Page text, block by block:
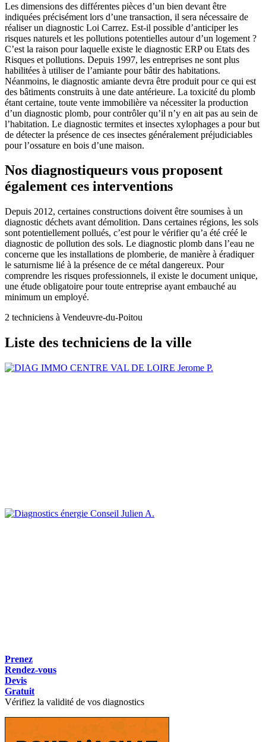
Les dimensions des différentes pièces d’un bien devant être
indiquées précisément lors d’une transaction, il sera nécessaire de
réaliser un diagnostic Loi Carrez. Est-il possible d’anticiper les
risques naturels et les pollutions potentielles autour d’un logement ?
C’est la raison pour laquelle existe le diagnostic ERP ou Etats des
Risques et pollutions. Depuis 1997, les entreprises ne sont plus
habilitées à utiliser de l’amiante pour bâtir des habitations.
Néanmoins, le diagnostic amiante devra être produit pour ce qui est
des bâtiments construits à une date antérieure. La toxicité du plomb
étant certaine, toute vente immobilière va nécessiter la production
d’un diagnostic plomb, pour contrôler qu’il n’y en ait pas au sein de
l’habitation. Le diagnostic termites et insectes xylophages a pour but
de détecter la présence de ces insectes généralement préjudiciables
pour l’ossature en bois d’une maison.
Nos diagnostiqueurs vous proposent
également ces interventions
Depuis 2012, certaines constructions doivent être soumises à un
diagnostic déchets avant démolition. Dans certaines régions, les sols
sont potentiellement pollués, c’est pour le vérifier qu’a été créé le
diagnostic de pollution des sols. Le diagnostic plomb dans l’eau ne
concerne que les installations de plomberie, de manière à éradiquer
le saturnisme lié à la présence de ce métal dangereux. Pour
comprendre les risques professionnels, il existe le document unique,
une étude obligatoire pour toute entreprise ayant embauché au
minimum un employé.
2 techniciens à Vendeuvre-du-Poitou
Liste des techniciens de la ville
Jerome P.
Julien A.
Prenez
Rendez-vous
Devis
Gratuit
Vérifiez la validité de vos diagnostics